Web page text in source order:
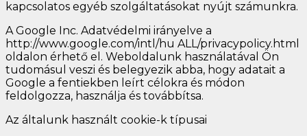
kapcsolatos egyéb szolgáltatásokat nyújt számunkra.
A Google Inc. Adatvédelmi irányelve a
http://www.google.com/intl/hu ALL/privacypolicy.html
oldalon érhető el. Weboldalunk használatával Ön
tudomásul veszi és belegyezik abba, hogy adatait a
Google a fentiekben leírt célokra és módon
feldolgozza, használja és továbbítsa.
Az általunk használt cookie-k típusai